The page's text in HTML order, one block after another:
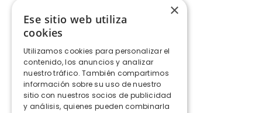
Empresa
Contacto
Contacto
×
Ese sitio web utiliza
cookies
Utilizamos cookies para personalizar el
contenido, los anuncios y analizar
nuestro tráfico. También compartimos
información sobre su uso de nuestro
sitio con nuestros socios de publicidad
y análisis, quienes pueden combinarla